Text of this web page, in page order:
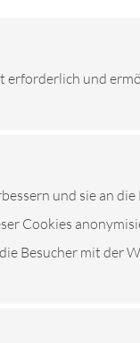
erforderlich und
und sie an
Cookies
Besucher mit der